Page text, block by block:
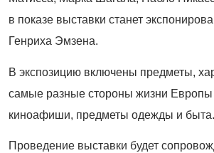
в показе выставки станет
Генриха Эмзена.
В экспозицию включены предметы,
самые разные стороны жизни
киноафиши, предметы одежды и быта.
Проведение выставки будет